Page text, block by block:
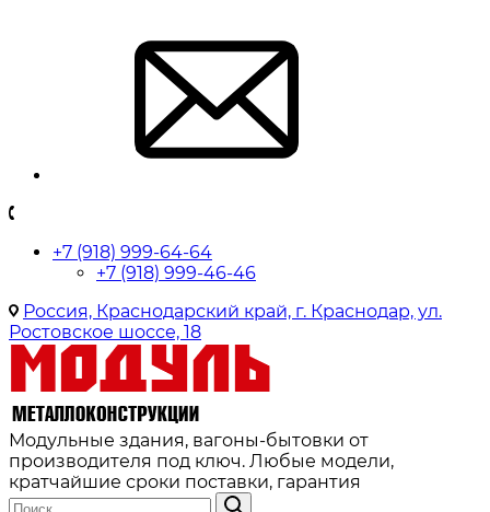
+7 (918) 999-64-64
+7 (918) 999-46-46
Россия, Краснодарский край, г. Краснодар, ул.
Ростовское шоссе, 18
Модульные здания, вагоны-бытовки от
производителя под ключ. Любые модели,
кратчайшие сроки поставки, гарантия